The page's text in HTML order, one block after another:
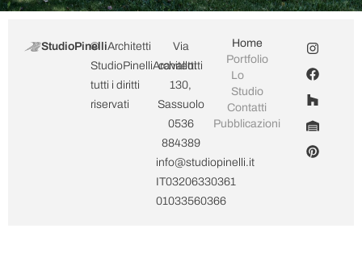
StudioPinelliArchitetti
©
StudioPinelliArchitetti
tutti i diritti
riservati
Via
cavallotti
130,
Sassuolo
0536
884389
info@studiopinelli.it
IT03206330361
01033560366
Home
Portfolio
Lo
Studio
Contatti
Pubblicazioni